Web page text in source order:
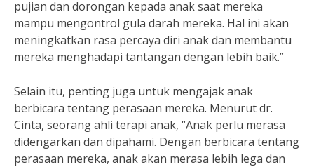
pujian dan dorongan kepada anak saat mereka
mampu mengontrol gula darah mereka. Hal ini akan
meningkatkan rasa percaya diri anak dan membantu
mereka menghadapi tantangan dengan lebih baik.”
Selain itu, penting juga untuk mengajak anak
berbicara tentang perasaan mereka. Menurut dr.
Cinta, seorang ahli terapi anak, “Anak perlu merasa
didengarkan dan dipahami. Dengan berbicara tentang
perasaan mereka, anak akan merasa lebih lega dan